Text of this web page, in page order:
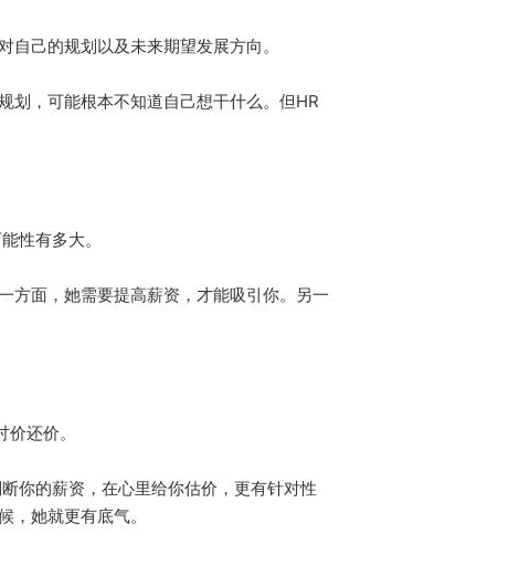
己的规划以及未来期望发展方向。
划，可能根本不知道自己想干什么。但HR
性有多大。
方面，她需要提高薪资，才能吸引你。另一
还价。
你的薪资，在心里给你估价，更有针对性
她就更有底气。